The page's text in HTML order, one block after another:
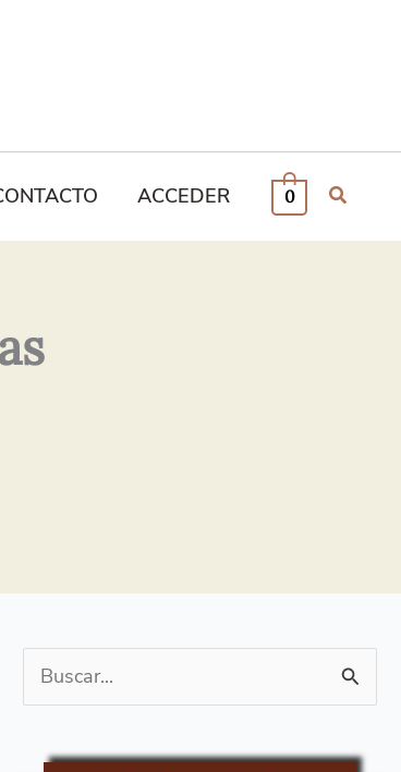
ACCEDER 0
Buscar
por: